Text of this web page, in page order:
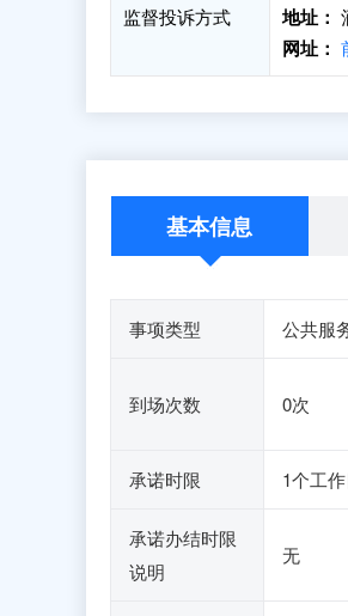
监督投诉方式 地址：
网址：
基本信息
事项类型 公共服
到场次数 0次
承诺时限 1个工
承诺办结时限
说明
无